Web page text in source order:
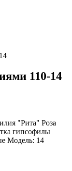
110-14
"Рита" Роза
гипсофилы
Модель: 14